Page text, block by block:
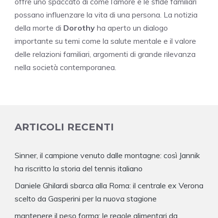
possano influenzare la vita di una persona. La notizia
della morte di Dorothy ha aperto un dialogo
importante su temi come la salute mentale e il valore
delle relazioni familiari, argomenti di grande rilevanza
nella società contemporanea.
ARTICOLI RECENTI
Sinner, il campione venuto dalle montagne: così Jannik
ha riscritto la storia del tennis italiano
Daniele Ghilardi sbarca alla Roma: il centrale ex Verona
scelto da Gasperini per la nuova stagione
mantenere il peso forma: le regole alimentari da